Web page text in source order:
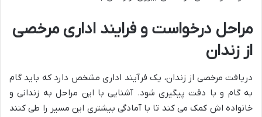
مراحل درخواست و فرایند اداری مرخصی
از زندان
دریافت مرخصی از زندان، یک فرآیند اداری مشخص دارد که باید گام
به گام و با دقت پیگیری شود. آشنایی با این مراحل به زندانی و
خانواده اش کمک می کند تا با آمادگی بیشتری این مسیر را طی کنند